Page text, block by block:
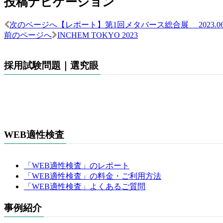
次のページへ 【レポート】第1回メタバース総合展
前のページへ
INCHEM TOKYO 2023
採用試験問題｜選究眼
WEB適性検査
「WEB適性検査」のレポート
「WEB適性検査」の料金・ご利用方法
「WEB適性検査」よくあるご質問
事例紹介